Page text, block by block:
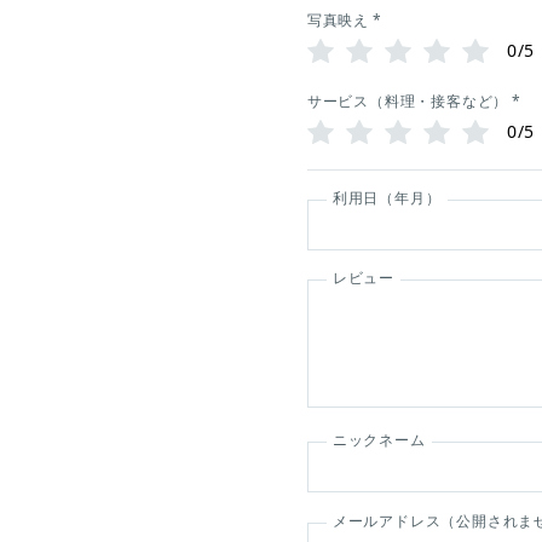
写真映え *
0/5
サービス（料理・接客など） *
0/5
利用日（年月）
レビュー
ニックネーム
メールアドレス（公開されま